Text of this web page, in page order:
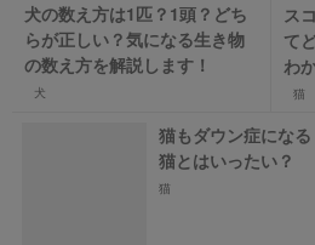
犬の数え方は1匹？1頭？どち
らが正しい？気になる生き物
の数え方を解説します！
犬
ス
て
わ
猫
猫もダウン症にな
猫とはいったい？
猫